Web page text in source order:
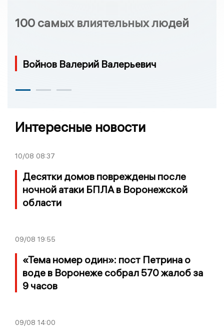
100 самых влиятельных людей
Войнов Валерий Валерьевич
Интересные новости
10/08 08:37
Десятки домов повреждены после
ночной атаки БПЛА в Воронежской
области
09/08 19:55
«Тема номер один»: пост Петрина о
воде в Воронеже собрал 570 жалоб за
9 часов
09/08 14:00